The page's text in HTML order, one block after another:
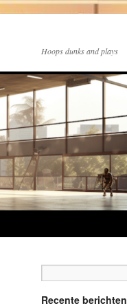
Hoops dunks and plays
Recente berichten